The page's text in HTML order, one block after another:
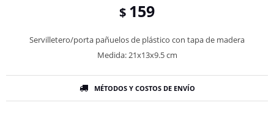
$ 159
Servilletero/porta pañuelos de plástico con tapa de madera
Medida: 21x13x9.5 cm
MÉTODOS Y COSTOS DE ENVÍO